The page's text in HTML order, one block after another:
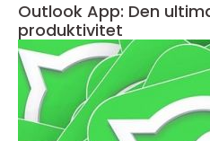
Outlook App: Den
produktivitet